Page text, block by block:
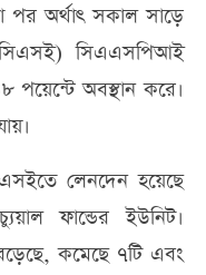
অর্থাৎ সকাল সাড়ে
(সিএসই) সিএএসপিআই
অবস্থান করে।
লেনদেন হয়েছে
ফান্ডের ইউনিট।
কমেছে ৭টি এবং